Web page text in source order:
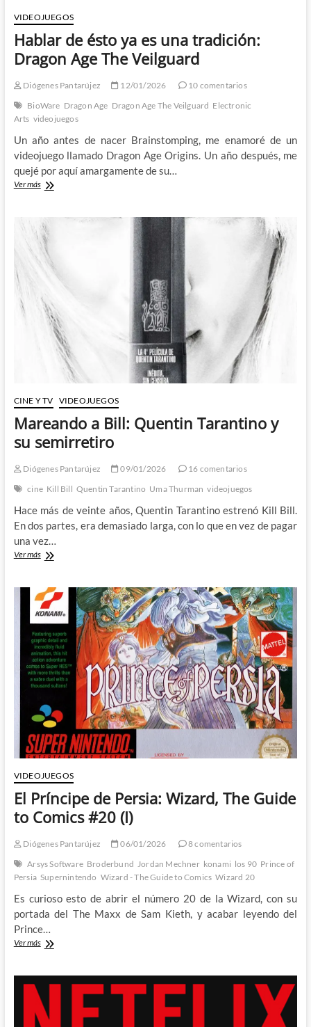
VIDEOJUEGOS
Hablar de ésto ya es una tradición:
Dragon Age The Veilguard
Diógenes Pantarújez 12/01/2026
10 comentarios
BioWare Dragon Age Dragon Age The Veilguard Electronic
Arts videojuegos
Un año antes de nacer Brainstomping, me enamoré de un
videojuego llamado Dragon Age Origins. Un año después, me
quejé por aquí amargamente de su…
Ver másHablar
ya
es
una
tradición:
Dragon
The
Veilguard
CINE Y TV VIDEOJUEGOS
Mareando a Bill: Quentin Tarantino y
su semirretiro
Diógenes Pantarújez 09/01/2026
16 comentarios
cine Kill Bill Quentin Tarantino Uma Thurman videojuegos
Hace más de veinte años, Quentin Tarantino estrenó Kill Bill.
En dos partes, era demasiado larga, con lo que en vez de pagar
una vez…
Ver másMareando
Quentin
Tarantino
y
semirretiro
VIDEOJUEGOS
El Príncipe de Persia: Wizard, The Guide
to Comics #20 (I)
Diógenes Pantarújez 06/01/2026
8 comentarios
Arsys Software Broderbund Jordan Mechner konami los 90 Prince of
Persia Supernintendo Wizard - The Guide to Comics Wizard 20
Es curioso esto de abrir el número 20 de la Wizard, con su
portada del The Maxx de Sam Kieth, y acabar leyendo del
Prince…
Ver másEl
Persia:
The
Guide